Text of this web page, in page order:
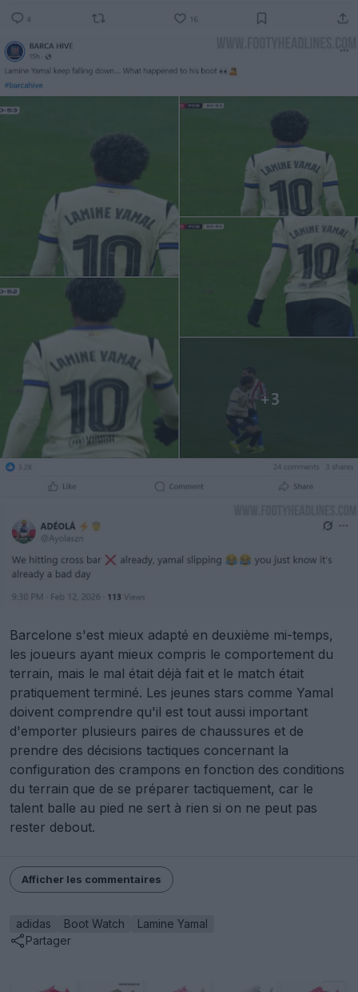
Barcelone s'est mieux adapté en deuxième mi-temps,
les joueurs ayant mieux compris le comportement du
terrain, mais le mal était déjà fait et le match était
pratiquement terminé. Les jeunes stars comme Yamal
doivent comprendre qu'il est tout aussi important
d'emporter plusieurs paires de chaussures et de
prendre des décisions tactiques concernant la
configuration des crampons en fonction des conditions
du terrain que de se préparer tactiquement, car le
talent balle au pied ne sert à rien si on ne peut pas
rester debout.
Afficher les commentaires
adidas Boot Watch
Lamine Yamal
Partager